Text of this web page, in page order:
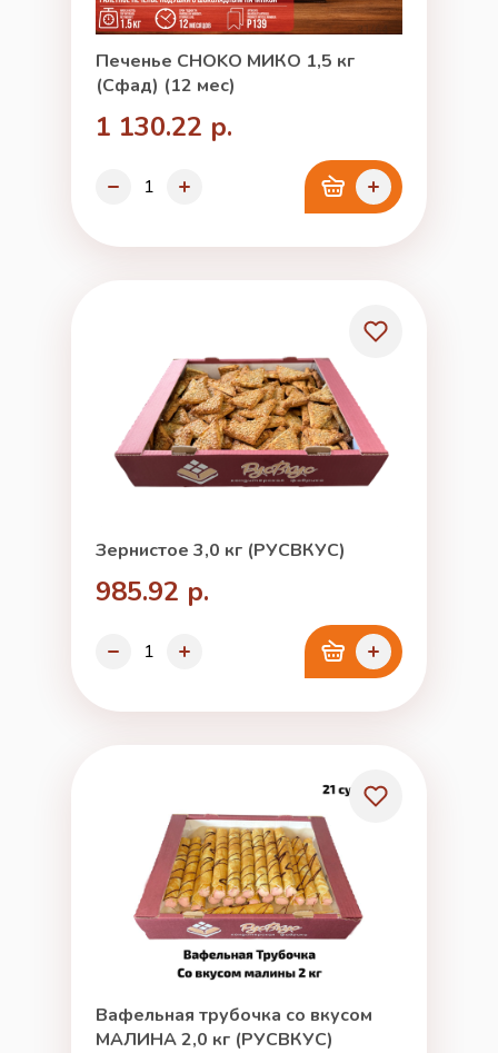
Печенье CHOKO МИКО 1,5 кг
(Сфад) (12 мес)
1 130.22 р.
Зернистое 3,0 кг (РУСВКУС)
985.92 р.
Вафельная трубочка со вкусом
МАЛИНА 2,0 кг (РУСВКУС)